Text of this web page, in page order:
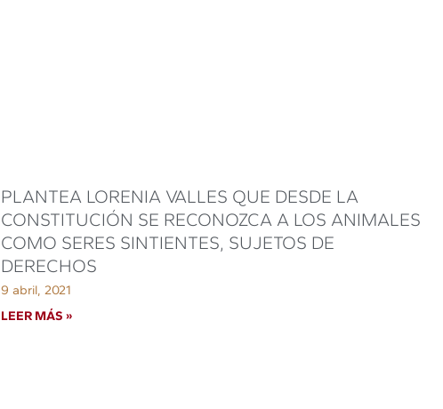
PLANTEA LORENIA VALLES QUE DESDE LA
CONSTITUCIÓN SE RECONOZCA A LOS ANIMALES
COMO SERES SINTIENTES, SUJETOS DE
DERECHOS
9 abril, 2021
LEER MÁS »